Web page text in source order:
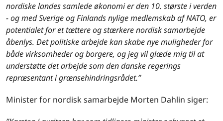
nordiske landes samlede økonomi er den 10. største i verden
- og med Sverige og Finlands nylige medlemskab af NATO, er
potentialet for et tættere og stærkere nordisk samarbejde
åbenlys. Det politiske arbejde kan skabe nye muligheder for
både virksomheder og borgere, og jeg vil glæde mig til at
understøtte det arbejde som den danske regerings
repræsentant i grænsehindringsrådet.”
Minister for nordisk samarbejde Morten Dahlin siger: